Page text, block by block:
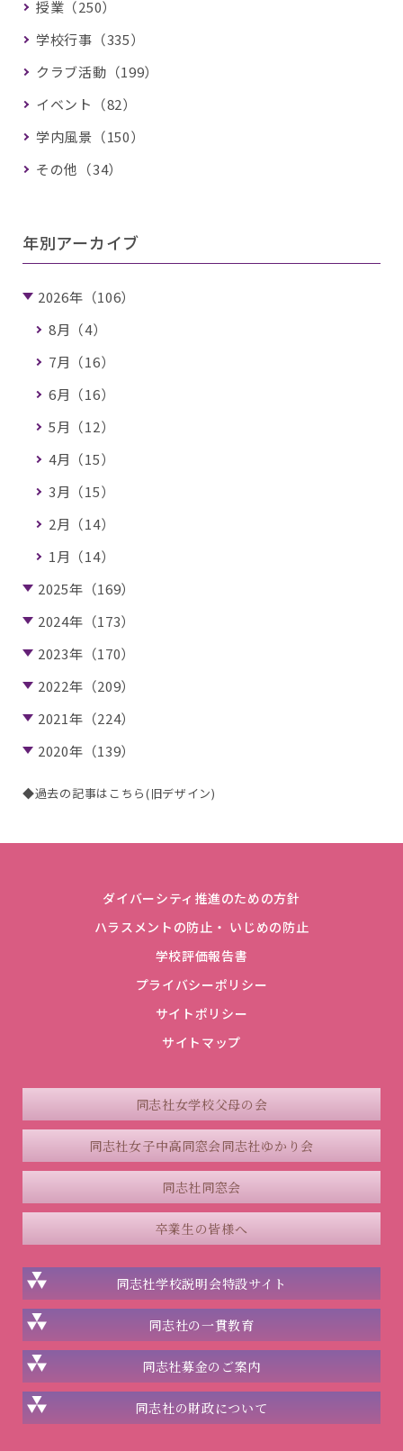
授業（250）
学校行事（335）
クラブ活動（199）
イベント（82）
学内風景（150）
その他（34）
年別アーカイブ
2026年（106）
8月（4）
7月（16）
6月（16）
5月（12）
4月（15）
3月（15）
2月（14）
1月（14）
2025年（169）
2024年（173）
2023年（170）
2022年（209）
2021年（224）
2020年（139）
◆過去の記事はこちら(旧デザイン)
ダイバーシティ推進のための方針
ハラスメントの防止・ いじめの防止
学校評価報告書
プライバシーポリシー
サイトポリシー
サイトマップ
同志社女学校父母の会
同志社女子中高同窓会同志社ゆかり会
同志社同窓会
卒業生の皆様へ
同志社学校説明会特設サイト
同志社の一貫教育
同志社募金のご案内
同志社の財政について